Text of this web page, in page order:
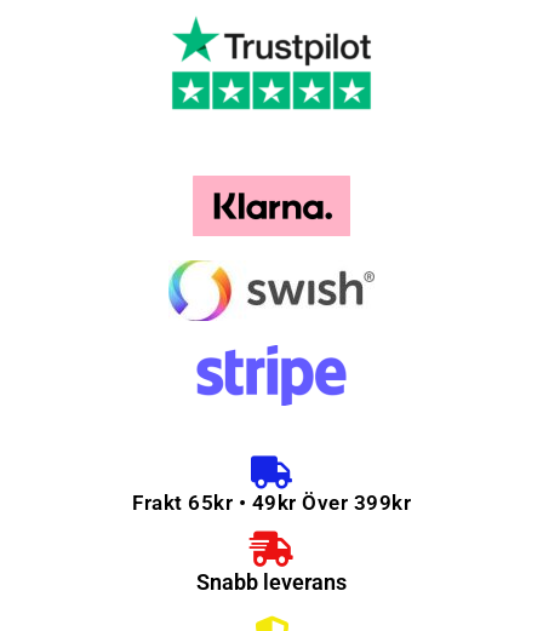
Frakt 65kr • 49kr Över 399kr
Snabb leverans